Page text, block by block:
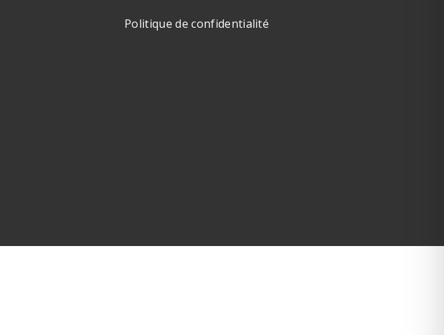
Politique de confidentialité